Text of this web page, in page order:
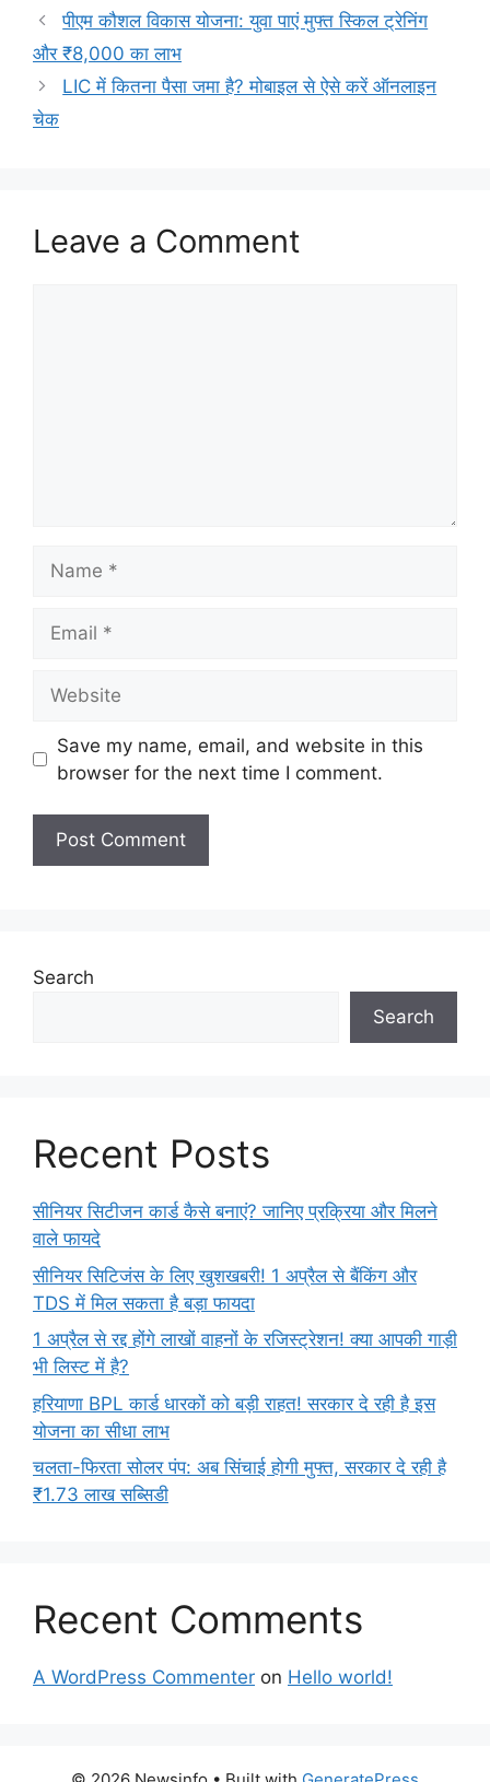
पीएम कौशल विकास योजना: युवा पाएं मुफ्त स्किल ट्रेनिंग
और ₹8,000 का लाभ
LIC में कितना पैसा जमा है? मोबाइल से ऐसे करें ऑनलाइन
चेक
Leave a Comment
Save my name, email, and website in this
browser for the next time I comment.
Search
Search
Recent Posts
सीनियर सिटीजन कार्ड कैसे बनाएं? जानिए प्रक्रिया और मिलने
वाले फायदे
सीनियर सिटिजंस के लिए खुशखबरी! 1 अप्रैल से बैंकिंग और
TDS में मिल सकता है बड़ा फायदा
1 अप्रैल से रद्द होंगे लाखों वाहनों के रजिस्ट्रेशन! क्या आपकी गाड़ी
भी लिस्ट में है?
हरियाणा BPL कार्ड धारकों को बड़ी राहत! सरकार दे रही है इस
योजना का सीधा लाभ
चलता-फिरता सोलर पंप: अब सिंचाई होगी मुफ्त, सरकार दे रही है
₹1.73 लाख सब्सिडी
Recent Comments
A WordPress Commenter on Hello world!